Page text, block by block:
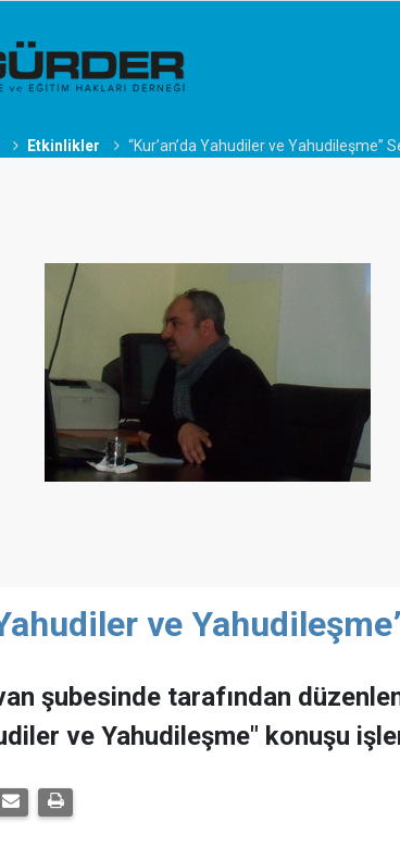
Etkinlikler “Kur’an’da Yahudiler ve Yahudileşme”
Yahudiler ve
şubesinde tarafından
ve Yahudileşme" konuşu